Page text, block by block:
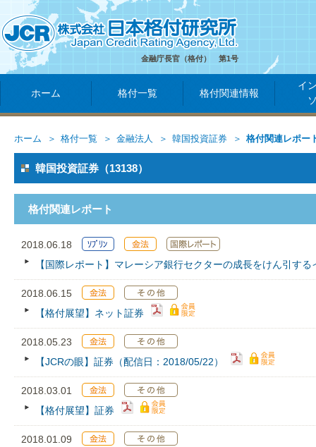
金融庁長官（格付） 第1号
ホーム 格付一覧 格付関連情報
イ
ホーム 格付一覧 金融法人 韓国投資証券 格付関連レポー
韓国投資証券（13138）
格付関連レポート
2018.06.18
【国際レポート】マレーシア銀行セクターの成長をけん引する
2018.06.15
【格付展望】ネット証券
2018.05.23
【JCRの眼】証券（配信日：2018/05/22）
2018.03.01
【格付展望】証券
2018.01.09